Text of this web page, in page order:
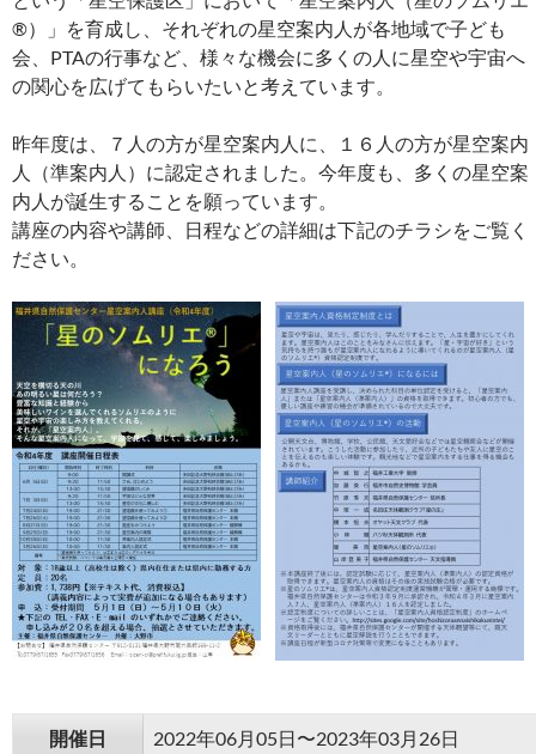
®）」を育成し、それぞれの星空案内人が各地域で子ども
会、PTAの行事など、様々な機会に多くの人に星空や宇宙へ
の関心を広げてもらいたいと考えています。
昨年度は、７人の方が星空案内人に、１６人の方が星空案内
人（準案内人）に認定されました。今年度も、多くの星空案
内人が誕生することを願っています。
講座の内容や講師、日程などの詳細は下記のチラシをご覧く
ださい。
開催日 2022年06月05日〜2023年03月26日